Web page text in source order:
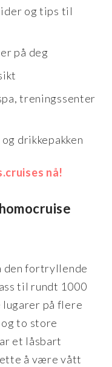
og tips til
på deg
treningssenter
drikkepakken
nå!
den fortryllende
til rundt 1000
på flere
to store
et låsbart
å være vått